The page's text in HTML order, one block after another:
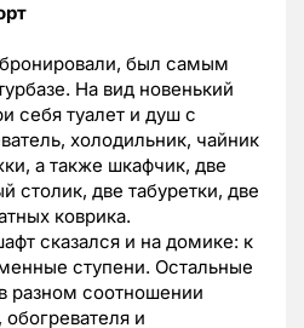
был самым
На вид новенький
себя туалет и душ с
холодильник, чайник
а также шкафчик, две
столик, две табуретки, две
коврика.
сказался и на домике: к
ступени. Остальные
разном соотношении
обогревателя и